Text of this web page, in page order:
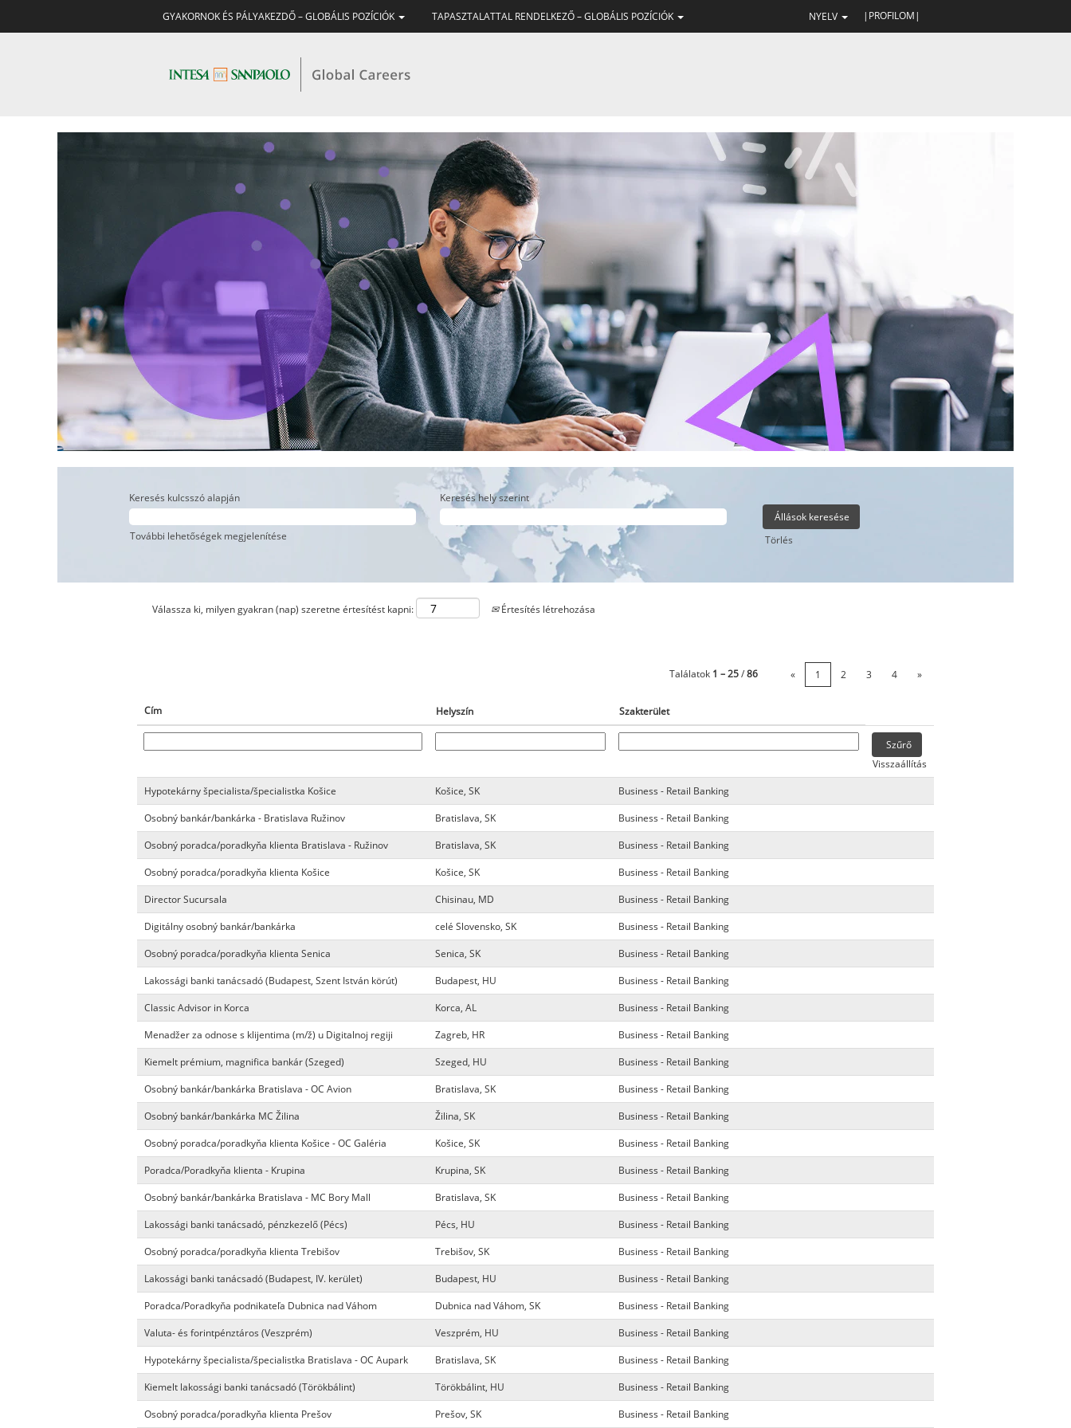
GYAKORNOK ÉS PÁLYAKEZDŐ – GLOBÁLIS POZÍCIÓK TAPASZTALATTAL RENDELKEZŐ – GLOBÁLIS POZÍCIÓK NYELV |PROFILOM|
RENDELKEZŐ
Keresés kulcsszó alapján Keresés hely szerint
További lehetőségek megjelenítése Törlés
Válassza ki, milyen gyakran (nap) szeretne értesítést kapni: Értesítés létrehozása
Találatok 1 – 25/86 « 1 2 3 4 »
Cím Helyszín Szakterület
Visszaállítás
Hypotekárny špecialista/špecialistka Košice
Košice, SK
Business - Retail Banking
Osobný bankár/bankárka - Bratislava Ružinov
Bratislava, SK
Business - Retail Banking
Osobný poradca/poradkyňa klienta Bratislava - Ružinov
Bratislava, SK
Business - Retail Banking
Osobný poradca/poradkyňa klienta Košice
Košice, SK
Business - Retail Banking
Director Sucursala
Chisinau, MD
Business - Retail Banking
Digitálny osobný bankár/bankárka
celé Slovensko, SK
Business - Retail Banking
Osobný poradca/poradkyňa klienta Senica
Senica, SK
Business - Retail Banking
Lakossági banki tanácsadó (Budapest, Szent István körút)
Budapest, HU
Business - Retail Banking
Classic Advisor in Korca
Korca, AL
Business - Retail Banking
Menadžer za odnose s klijentima (m/ž) u Digitalnoj regiji
Zagreb, HR
Business - Retail Banking
Kiemelt prémium, magnifica bankár (Szeged)
Szeged, HU
Business - Retail Banking
Osobný bankár/bankárka Bratislava - OC Avion
Bratislava, SK
Business - Retail Banking
Osobný bankár/bankárka MC Žilina
Žilina, SK
Business - Retail Banking
Osobný poradca/poradkyňa klienta Košice - OC Galéria
Košice, SK
Business - Retail Banking
Poradca/Poradkyňa klienta - Krupina
Krupina, SK
Business - Retail Banking
Osobný bankár/bankárka Bratislava - MC Bory Mall
Bratislava, SK
Business - Retail Banking
Lakossági banki tanácsadó, pénzkezelő (Pécs)
Pécs, HU
Business - Retail Banking
Osobný poradca/poradkyňa klienta Trebišov
Trebišov, SK
Business - Retail Banking
Lakossági banki tanácsadó (Budapest, IV. kerület)
Budapest, HU
Business - Retail Banking
Poradca/Poradkyňa podnikateľa Dubnica nad Váhom
Dubnica nad Váhom, SK
Business - Retail Banking
Valuta- és forintpénztáros (Veszprém)
Veszprém, HU
Business - Retail Banking
Hypotekárny špecialista/špecialistka Bratislava - OC Aupark
Bratislava, SK
Business - Retail Banking
Kiemelt lakossági banki tanácsadó (Törökbálint)
Törökbálint, HU
Business - Retail Banking
Osobný poradca/poradkyňa klienta Prešov
Prešov, SK Business - Retail Banking